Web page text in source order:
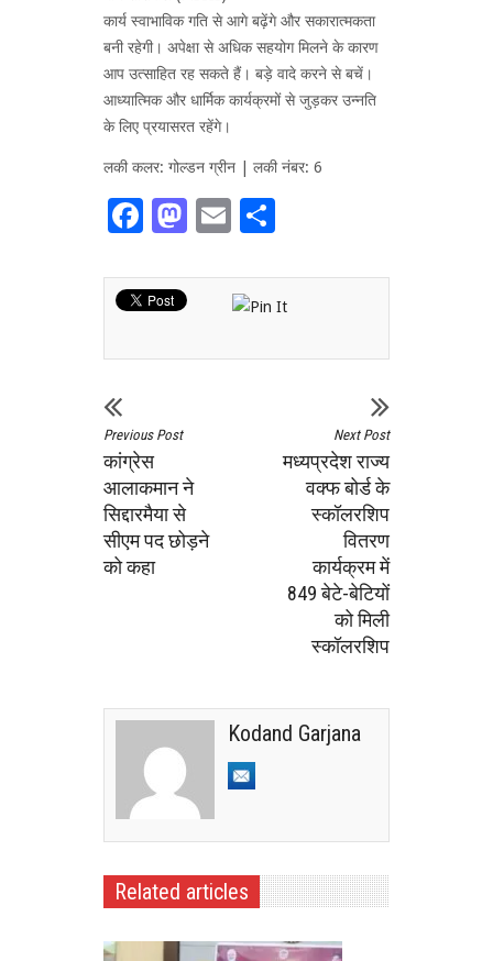
कार्य स्वाभाविक गति से आगे बढ़ेंगे और सकारात्मकता
बनी रहेगी। अपेक्षा से अधिक सहयोग मिलने के कारण
आप उत्साहित रह सकते हैं। बड़े वादे करने से बचें।
आध्यात्मिक और धार्मिक कार्यक्रमों से जुड़कर उन्नति
के लिए प्रयासरत रहेंगे।
लकी कलर: गोल्डन ग्रीन | लकी नंबर: 6
Facebook
Mastodon
Email
Previous Post
कांग्रेस
आलाकमान ने
सिद्दारमैया से
सीएम पद छोड़ने
को कहा
Next Post
मध्यप्रदेश राज्य
वक्फ बोर्ड के
स्कॉलरशिप
वितरण
कार्यक्रम में
849 बेटे-बेटियों
को मिली
स्कॉलरशिप
Kodand Garjana
Related articles